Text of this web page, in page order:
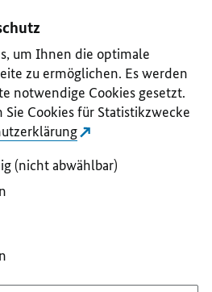
um Ihnen die optimale
zu ermöglichen. Es werden
notwendige Cookies gesetzt.
Cookies für Statistikzwecke
(nicht abwählbar)